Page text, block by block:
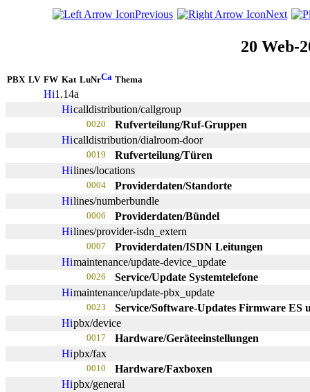
Previous Next
20 Web-
PBX LV FW Kat LuNr Thema
1.14a
calldistribution/callgroup
0020
Rufverteilung/Ruf-Gruppen
calldistribution/dialroom-door
0019
Rufverteilung/Türen
lines/locations
0004
Providerdaten/Standorte
lines/numberbundle
0006
Providerdaten/Bündel
lines/provider-isdn_extern
0007
Providerdaten/ISDN Leitungen
maintenance/update-device_update
0026
Service/Update Systemtelefone
maintenance/update-pbx_update
0023
Service/Software-Updates Firmware ES
pbx/device
0017
Hardware/Geräteeinstellungen
pbx/fax
0010
Hardware/Faxboxen
pbx/general